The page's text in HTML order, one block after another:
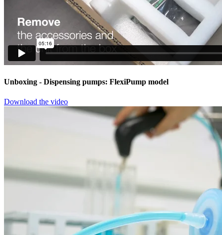
Unboxing - Dispensing pumps: FlexiPump model
Download the video